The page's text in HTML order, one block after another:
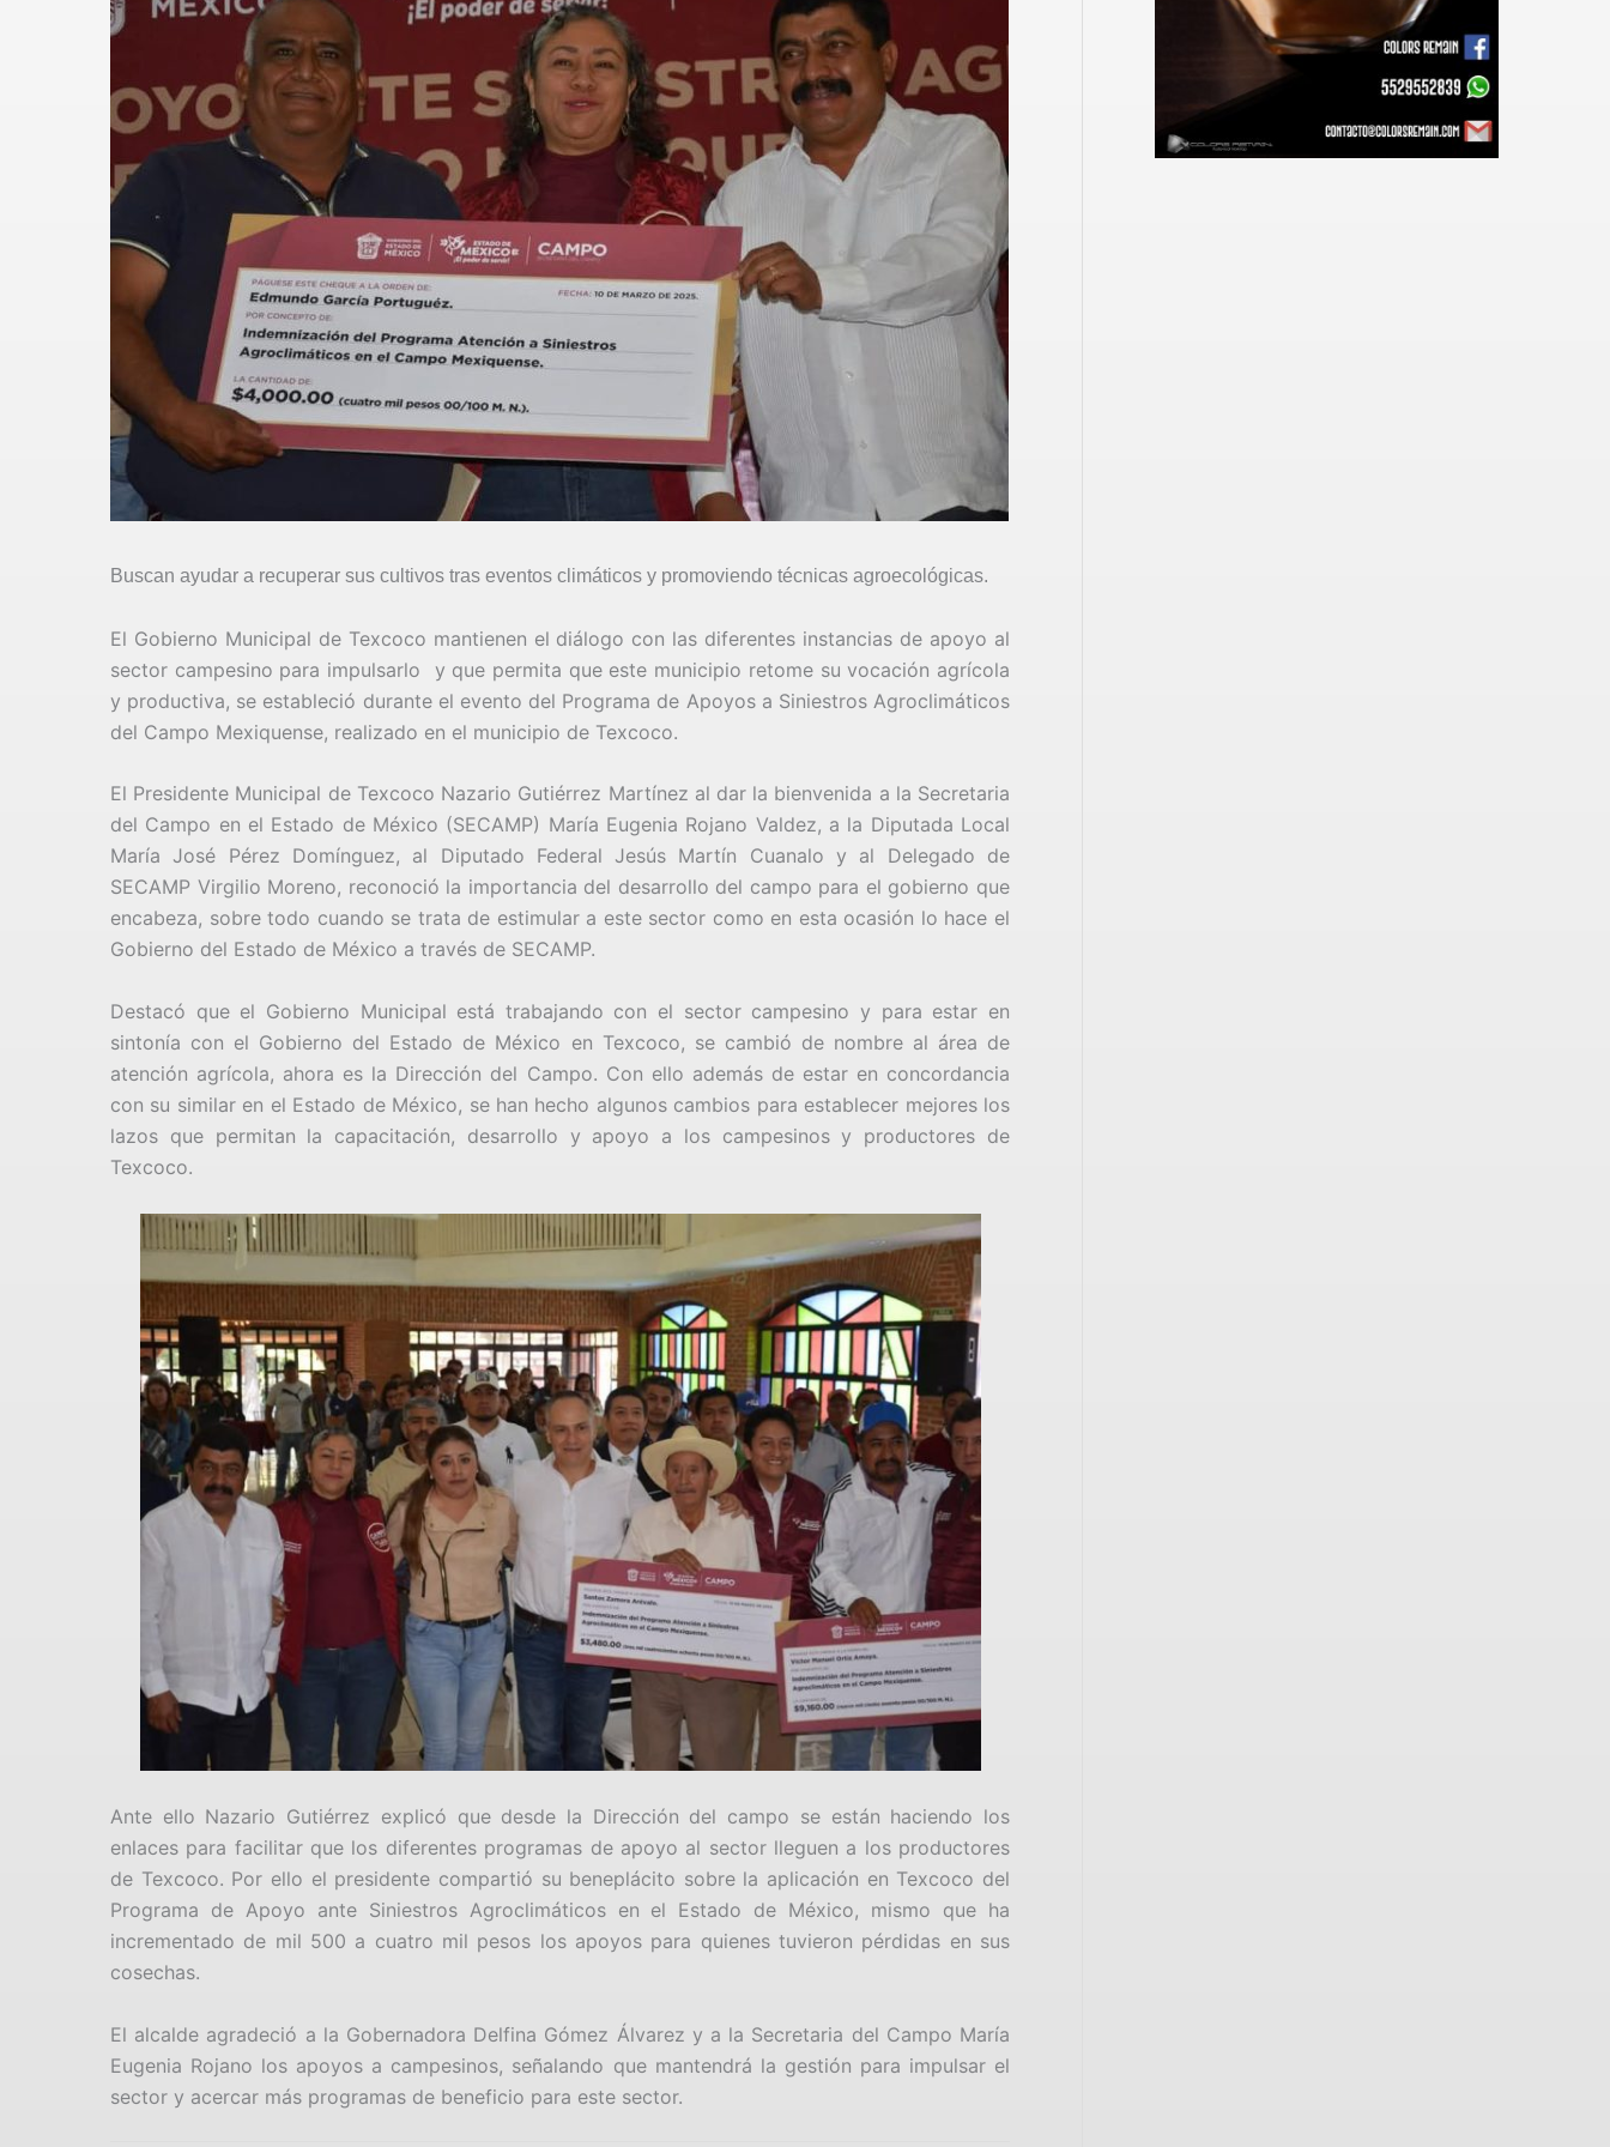
Buscan ayudar a recuperar sus cultivos tras eventos climáticos y promoviendo técnicas agroecológicas.
El Gobierno Municipal de Texcoco mantienen el diálogo con las diferentes instancias de apoyo al
sector campesino para impulsarlo y que permita que este municipio retome su vocación agrícola
y productiva, se estableció durante el evento del Programa de Apoyos a Siniestros Agroclimáticos
del Campo Mexiquense, realizado en el municipio de Texcoco.
El Presidente Municipal de Texcoco Nazario Gutiérrez Martínez al dar la bienvenida a la Secretaria
del Campo en el Estado de México (SECAMP) María Eugenia Rojano Valdez, a la Diputada Local
María José Pérez Domínguez, al Diputado Federal Jesús Martín Cuanalo y al Delegado de
SECAMP Virgilio Moreno, reconoció la importancia del desarrollo del campo para el gobierno que
encabeza, sobre todo cuando se trata de estimular a este sector como en esta ocasión lo hace el
Gobierno del Estado de México a través de SECAMP.
Destacó que el Gobierno Municipal está trabajando con el sector campesino y para estar en
sintonía con el Gobierno del Estado de México en Texcoco, se cambió de nombre al área de
atención agrícola, ahora es la Dirección del Campo. Con ello además de estar en concordancia
con su similar en el Estado de México, se han hecho algunos cambios para establecer mejores los
lazos que permitan la capacitación, desarrollo y apoyo a los campesinos y productores de
Texcoco.
Ante ello Nazario Gutiérrez explicó que desde la Dirección del campo se están haciendo los
enlaces para facilitar que los diferentes programas de apoyo al sector lleguen a los productores
de Texcoco. Por ello el presidente compartió su beneplácito sobre la aplicación en Texcoco del
Programa de Apoyo ante Siniestros Agroclimáticos en el Estado de México, mismo que ha
incrementado de mil 500 a cuatro mil pesos los apoyos para quienes tuvieron pérdidas en sus
cosechas.
El alcalde agradeció a la Gobernadora Delfina Gómez Álvarez y a la Secretaria del Campo María
Eugenia Rojano los apoyos a campesinos, señalando que mantendrá la gestión para impulsar el
sector y acercar más programas de beneficio para este sector.